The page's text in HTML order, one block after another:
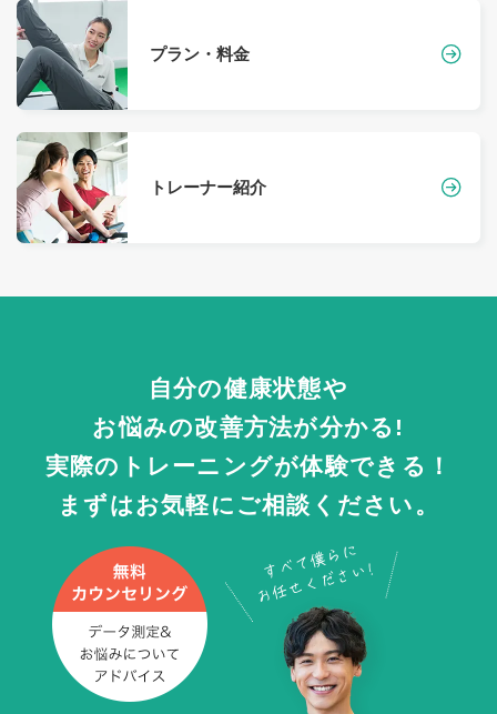
プラン・料金
トレーナー紹介
自分の健康状態や
お悩みの改善方法が分かる!
実際のトレーニングが体験できる！
まずはお気軽にご相談ください。